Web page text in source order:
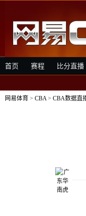
首页 赛程 比分直播
网易体育 > CBA> CBA数据直